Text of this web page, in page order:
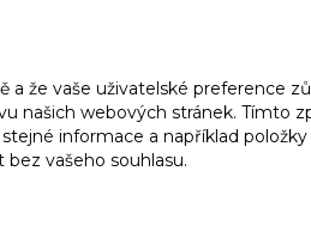
a že vaše uživatelské preference
našich webových stránek. Tímto
informace a například
vašeho souhlasu.